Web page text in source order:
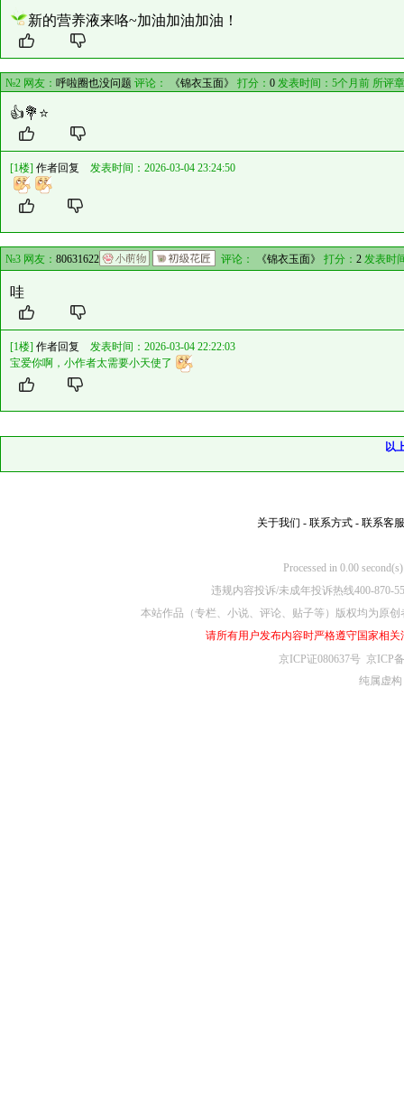
新的营养液来咯~加油加油加油！
№2 网友： 呼啦圈也没问题 评论： 《锦衣玉面》 打分： 0 发表时间：5个月前 所评
👍💐⭐️
[1楼] 作者回复 发表时间：2026-03-04 23:24:50
№3 网友： 80631622 评论： 《锦衣玉面》 打分： 2 发表时
哇
[1楼] 作者回复 发表时间：2026-03-04 22:22:03
宝爱你啊，小作者太需要小天使了
以
关于我们 - 联系方式 - 联系客服
Processed in 0.00
违规内容投诉/未成年投诉热线400-870-
本站作品（专栏、小说、评论、贴子等）版权均为原
请所有用户发布内容时严格遵守国家相
京ICP证080637号 京ICP
纯属虚